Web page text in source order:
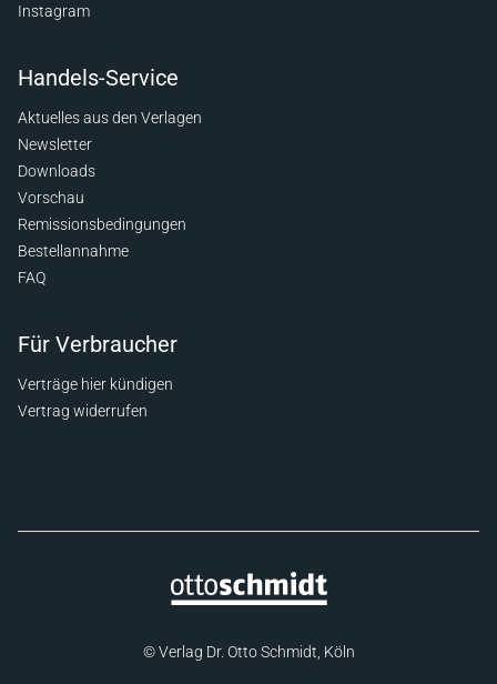
Instagram
Handels-Service
Aktuelles aus den Verlagen
Newsletter
Downloads
Vorschau
Remissionsbedingungen
Bestellannahme
FAQ
Für Verbraucher
Verträge hier kündigen
Vertrag widerrufen
© Verlag Dr. Otto Schmidt, Köln